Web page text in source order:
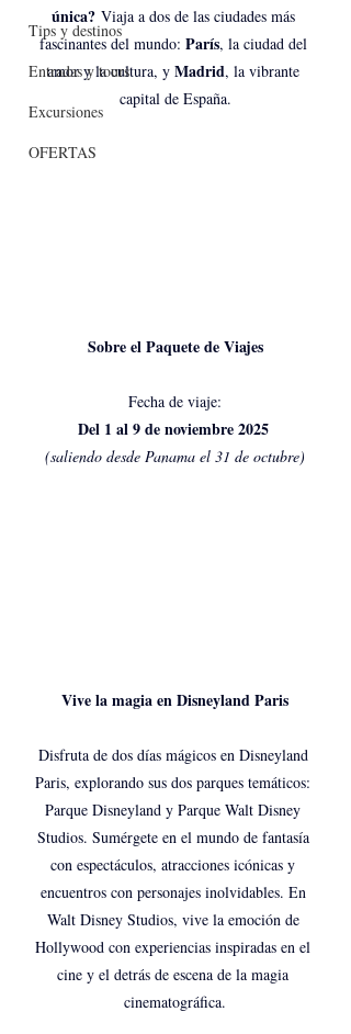
Tips y destinos
Entradas y tours
Excursiones
OFERTAS
única? Viaja a dos de las ciudades más
fascinantes del mundo: París, la ciudad del
amor y la cultura, y Madrid, la vibrante
capital de España.
Sobre el Paquete de Viajes
Fecha de viaje:
Del 1 al 9 de noviembre 2025
(saliendo desde Panama el 31 de octubre)
Vive la magia en Disneyland Paris
Disfruta de dos días mágicos en Disneyland
Paris, explorando sus dos parques temáticos:
Parque Disneyland y Parque Walt Disney
Studios. Sumérgete en el mundo de fantasía
con espectáculos, atracciones icónicas y
encuentros con personajes inolvidables. En
Walt Disney Studios, vive la emoción de
Hollywood con experiencias inspiradas en el
cine y el detrás de escena de la magia
cinematográfica.